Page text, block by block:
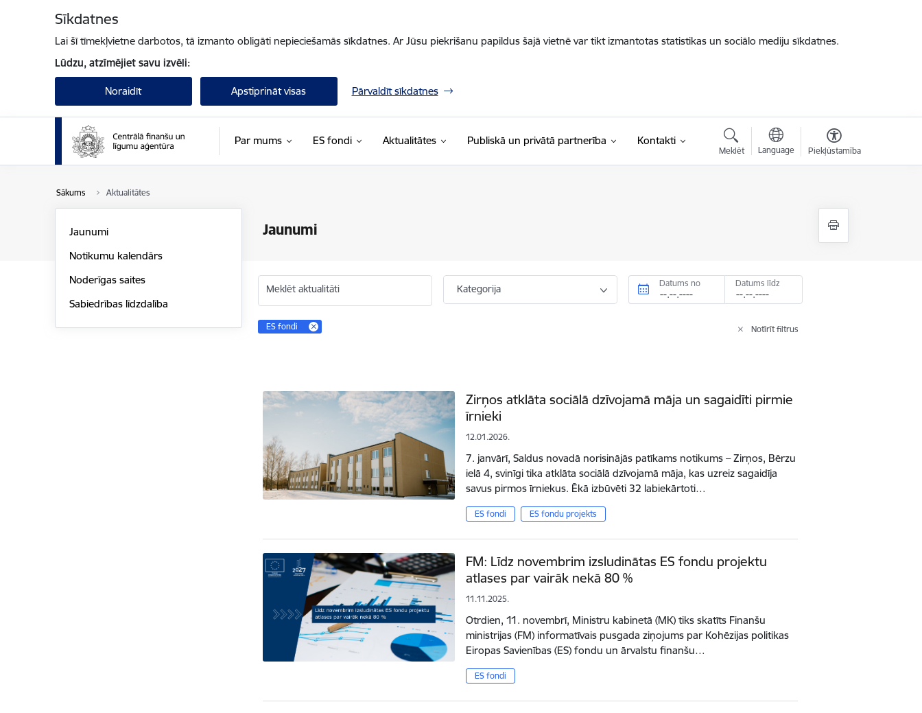
Sīkdatnes
Lai šī tīmekļvietne darbotos, tā izmanto obligāti nepieciešamās sīkdatnes. Ar Jūsu piekrišanu papildus šajā vietnē var tikt izmantotas statistikas un sociālo mediju sīkdatnes.
Lūdzu, atzīmējiet savu izvēli:
Noraidīt Apstiprināt visas Pārvaldīt sīkdatnes
Par mums ES fondi Aktualitātes Publiskā un privātā partnerība Kontakti
Meklēt Language Piekļūstamība
Sākums Aktualitātes
Jaunumi
Jaunumi
Notikumu kalendārs
Noderīgas saites
Sabiedrības līdzdalība
Meklēt aktualitāti Kategorija Datums no Datums līdz
ES fondi Notīrīt filtrus
Zirņos atklāta sociālā dzīvojamā māja un sagaidīti pirmie
īrnieki
12.01.2026.
7. janvārī, Saldus novadā norisinājās patīkams notikums – Zirņos, Bērzu
ielā 4, svinīgi tika atklāta sociālā dzīvojamā māja, kas uzreiz sagaidīja
savus pirmos īrniekus. Ēkā izbūvēti 32 labiekārtoti…
ES fondi ES fondu projekts
FM: Līdz novembrim izsludinātas ES fondu projektu
atlases par vairāk nekā 80 %
11.11.2025.
Otrdien, 11. novembrī, Ministru kabinetā (MK) tiks skatīts Finanšu
ministrijas (FM) informatīvais pusgada ziņojums par Kohēzijas politikas
Eiropas Savienības (ES) fondu un ārvalstu finanšu…
ES fondi